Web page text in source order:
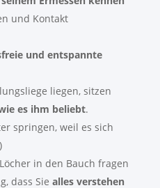
und Kontakt
und entspannte
liegen, sitzen
es ihm beliebt.
springen, weil es sich
in den Bauch fragen
dass Sie alles verstehen